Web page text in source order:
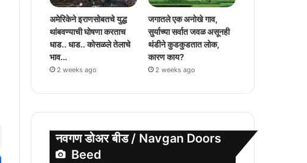
अमेरिकेने इराणसोबतचे युद्ध
थांबवण्याची घोषणा करताच
धाड.. धाड.. कोसळले तेलाचे
भाव…
2 weeks ago
जगातले एक अनोखे गाव,
सुर्याच्या सर्वात जवळ असूनही
थंडीने कुडकुडतात लोक,
कारण काय?
2 weeks ago
नवगण डोअर बीड / Navgan Doors
Beed